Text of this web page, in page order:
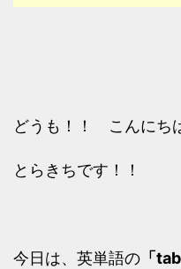
どうも！！ こんに
とらきちです！！
今日は、英単語の 「